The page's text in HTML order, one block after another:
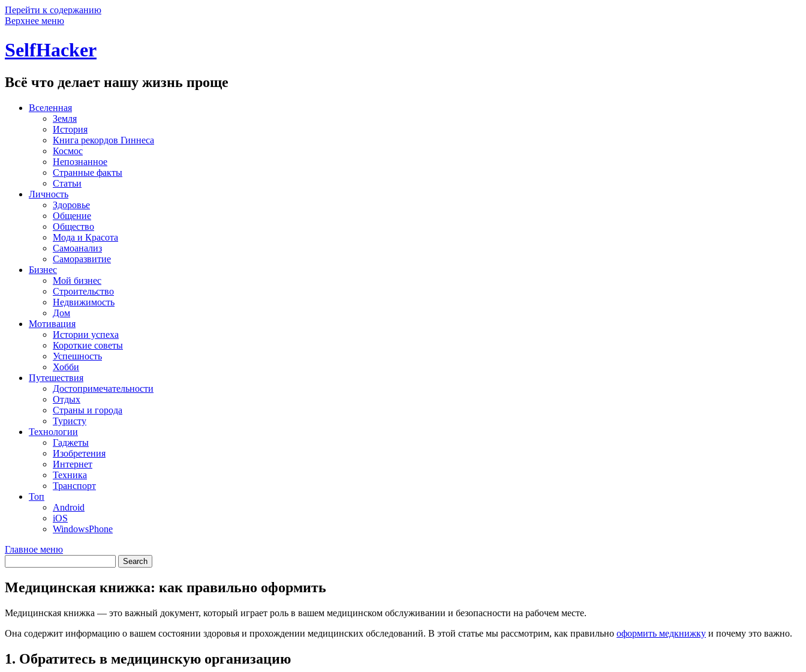
Перейти к содержанию
Верхнее меню
SelfHacker
Всё что делает нашу жизнь проще
Вселенная
Земля
История
Книга рекордов Гиннеса
Космос
Непознанное
Странные факты
Статьи
Личность
Здоровье
Общение
Общество
Мода и Красота
Самоанализ
Саморазвитие
Бизнес
Мой бизнес
Строительство
Недвижимость
Дом
Мотивация
Истории успеха
Короткие советы
Успешность
Хобби
Путешествия
Достопримечательности
Отдых
Страны и города
Туристу
Технологии
Гаджеты
Изобретения
Интернет
Техника
Транспорт
Топ
Android
iOS
WindowsPhone
Главное меню
Медицинская книжка: как правильно оформить
Медицинская книжка — это важный документ, который играет роль в вашем медицинском обслуживании и безопасности на рабочем месте.
Она содержит информацию о вашем состоянии здоровья и прохождении медицинских обследований. В этой статье мы рассмотрим, как правильно оформить медкнижку и почему это важно.
1. Обратитесь в медицинскую организацию